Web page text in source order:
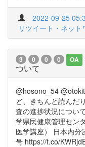
2022-09-25
リツイート・ネット
3 0 0 0 OA
ついて
@hosono_54
ど、きちんと読んだ
査の進捗状況につい
学県民健康管理セン
医学講座） 日本内分
号 https://t.co/